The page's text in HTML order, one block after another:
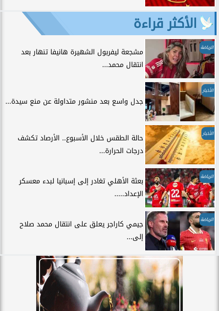
الأكثر قراءة
الرياضة
مشجعة ليفربول الشهيرة هانيفا تنهار بعد
انتقال محمد...
الأخبار
جدل واسع بعد منشور متداولة عن منع سيدة...
الأخبار
حالة الطقس خلال الأسبوع.. الأرصاد تكشف
درجات الحرارة...
الرياضة
بعثة الأهلي تغادر إلى إسبانيا لبدء معسكر
الإعداد.....
الرياضة
جيمي كاراجر يعلق على انتقال محمد صلاح
إلى...